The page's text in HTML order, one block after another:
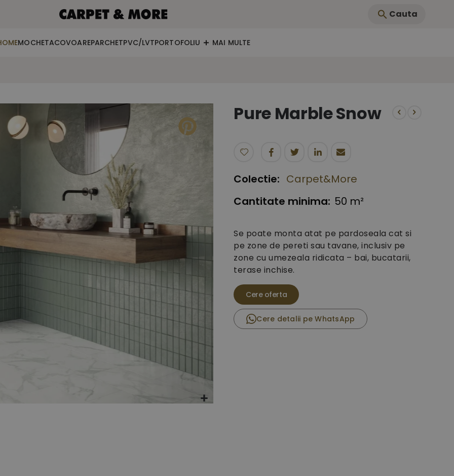
Cauta
MOCHETACOVOAREPARCHETPVC/LVTPORTOFOLIU MAI MULTE
Pure Marble Snow
Colectie: Carpet&More
Cantitate minima: 50 m²
Se poate monta atat pe pardoseala cat si
pe zone de pereti sau tavane, inclusiv pe
zone cu umezeala ridicata – bai, bucatarii,
terase inchise.
Cere detalii pe WhatsApp